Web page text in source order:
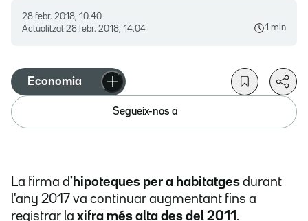
28 febr. 2018, 10.40
Actualitzat 28 febr. 2018, 14.04 1 min
Economia
Segueix-nos a
La firma d'hipoteques per a habitatges durant
l'any 2017 va continuar augmentant fins a
registrar la xifra més alta des del 2011 .